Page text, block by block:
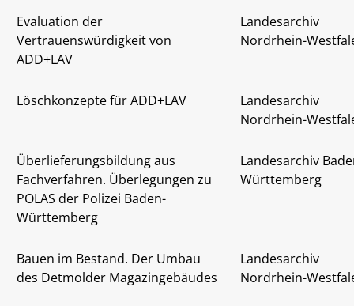
Evaluation der
Vertrauenswürdigkeit von
ADD+LAV
Landesarchiv
Nordrhein-
Löschkonzepte für ADD+LAV
Landesarchiv
Nordrhein-
Überlieferungsbildung aus
Fachverfahren. Überlegungen zu
POLAS der Polizei Baden-
Württemberg
Landesarchiv
Württemberg
Bauen im Bestand. Der Umbau
des Detmolder Magazingebäudes
Landesarchiv
Nordrhein-